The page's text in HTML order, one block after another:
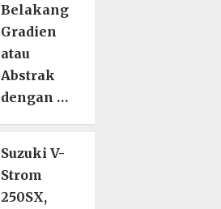
Belakang
Gradien
atau
Abstrak
dengan …
Suzuki V-
Strom
250SX,